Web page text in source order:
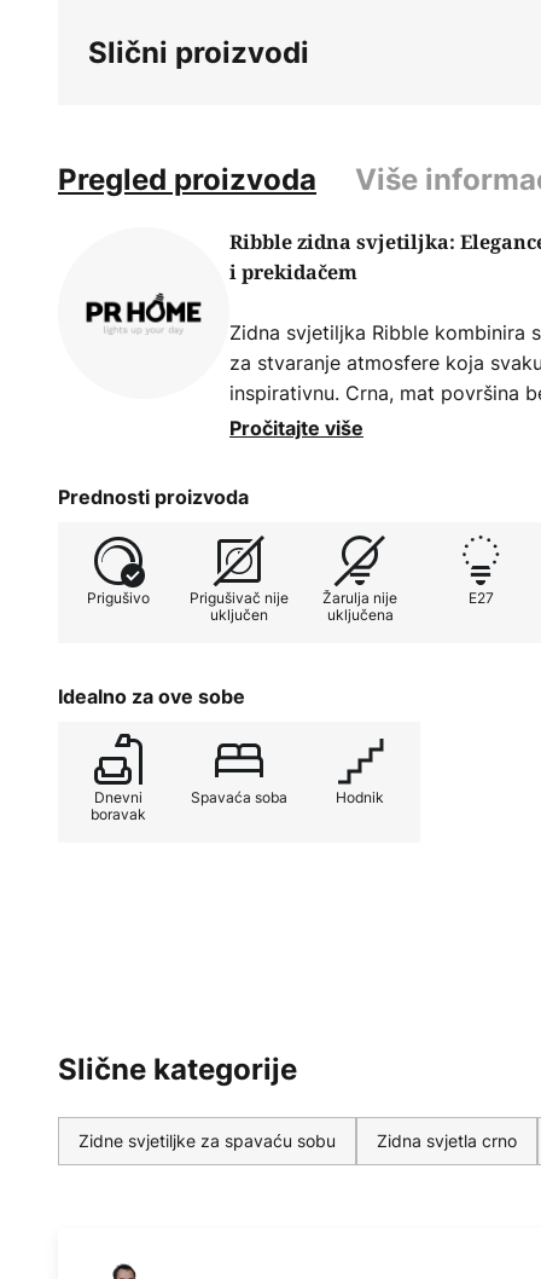
Slični proizvodi
Pregled proizvoda Više
Ribble zidna svjetiljka:
i prekidačem
Zidna svjetiljka Ribble kombinira
za stvaranje atmosfere koja
inspirativnu. Crna, mat površina
stilove opremanja i čini svjetiljku
svjetlo postaje ne samo
već i fascinantan akcent koji
Pročitajte više
Prednosti proizvoda
Prigušivo
Prigušivač nije
uključen
Žarulja nije
uključena
E27
Idealno za ove sobe
Dnevni
boravak
Spavaća soba Hodnik
Slične kategorije
Zidne svjetiljke za spavaću sobu Zidna svjetla crno